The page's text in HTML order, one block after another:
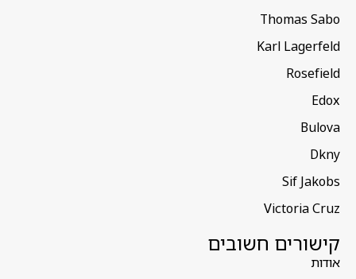
Thomas Sabo
Karl Lagerfeld
Rosefield
Edox
Bulova
Dkny
Sif Jakobs
Victoria Cruz
קישורים חשובים
אודות